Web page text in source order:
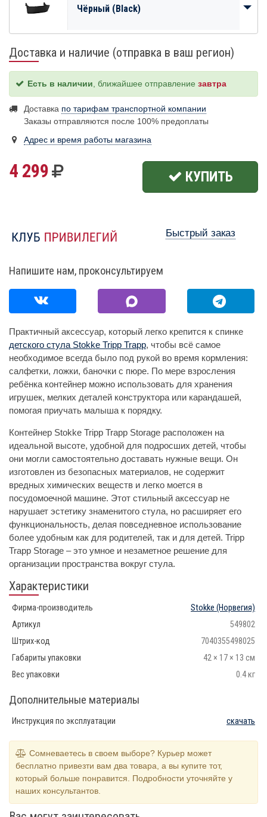
Чёрный (Black)
Доставка и наличие (отправка в ваш регион)
Есть в наличии , ближайшее отправление завтра
Доставка по тарифам транспортной компании
Заказы отправляются после 100% предоплаты
Адрес и время работы магазина
4 299 КУПИТЬ
Быстрый заказ
Напишите нам, проконсультируем
Практичный аксессуар, который легко крепится к спинке
детского стула Stokke Tripp Trapp, чтобы всё самое
необходимое всегда было под рукой во время кормления:
салфетки, ложки, баночки с пюре. По мере взросления
ребёнка контейнер можно использовать для хранения
игрушек, мелких деталей конструктора или карандашей,
помогая приучать малыша к порядку.
Контейнер Stokke Tripp Trapp Storage расположен на
идеальной высоте, удобной для подросших детей, чтобы
они могли самостоятельно доставать нужные вещи. Он
изготовлен из безопасных материалов, не содержит
вредных химических веществ и легко моется в
посудомоечной машине. Этот стильный аксессуар не
нарушает эстетику знаменитого стула, но расширяет его
функциональность, делая повседневное использование
более удобным как для родителей, так и для детей. Tripp
Trapp Storage – это умное и незаметное решение для
организации пространства вокруг стула.
Характеристики
Фирма-производитель Stokke (Норвегия)
Артикул
549802
Штрих-код
7040355498025
Габариты упаковки
42 × 17 × 13 см
Вес упаковки
0.4 кг
Дополнительные материалы
Инструкция по эксплуатации скачать
Сомневаетесь в своем выборе? Курьер может
бесплатно привезти вам два товара, а вы купите тот,
который больше понравится. Подробности уточняйте у
наших консультантов.